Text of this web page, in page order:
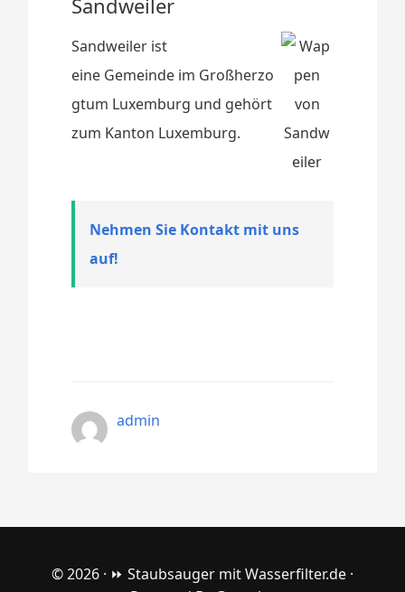
Sandweiler ist
eine Gemeinde im Großherzo
gtum Luxemburg und gehört
zum Kanton Luxemburg.
Nehmen Sie Kontakt mit uns
auf!
admin
© 2026 · ⏩ Staubsauger mit Wasserfilter.de ·